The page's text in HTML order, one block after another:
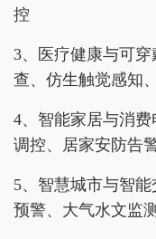
控
3、医疗健康与可
查、仿生触觉感知
4、智能家居与消
调控、居家安防告
5、智慧城市与智
预警、大气水文监